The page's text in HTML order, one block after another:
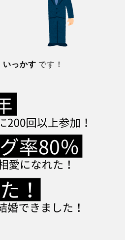
いっかす です！